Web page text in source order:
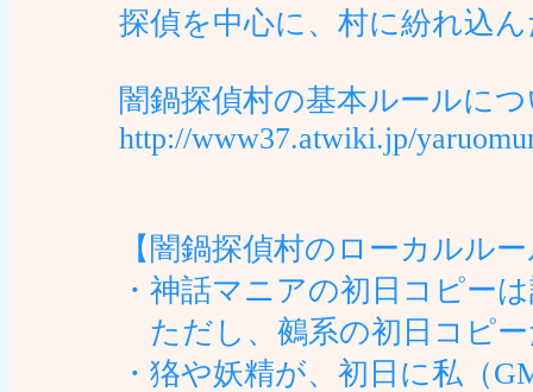
探偵を中心に、村に紛れ込
闇鍋探偵村の基本ルールに
http://www37.atwiki.jp/
【闇鍋探偵村のローカルル
・神話マニアの初日コピー
ただし、鵺系の初日コピ
・狢や妖精が、初日に私（